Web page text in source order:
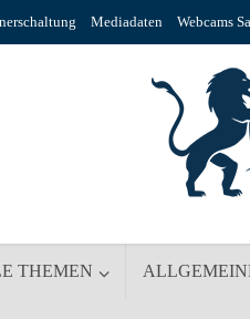
Mediadaten Webcams
THEMEN